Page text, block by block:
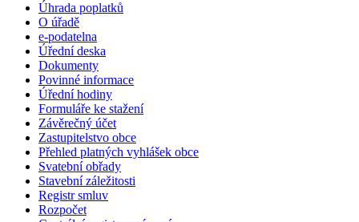
Úhrada poplatků
O úřadě
e-podatelna
Úřední deska
Dokumenty
Povinné informace
Úřední hodiny
Formuláře ke stažení
Závěrečný účet
Zastupitelstvo obce
Přehled platných vyhlášek obce
Svatební obřady
Stavební záležitosti
Registr smluv
Rozpočet